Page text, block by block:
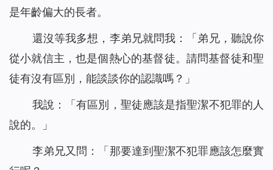
是年齡偏大的長者。
還沒等我多想，李弟兄就問我：「弟兄，聽說你
從小就信主，也是個熱心的基督徒。請問基督徒和聖
徒有沒有區別，能談談你的認識嗎？」
我說：「有區別，聖徒應該是指聖潔不犯罪的人
說的。」
李弟兄又問：「那要達到聖潔不犯罪應該怎麼實